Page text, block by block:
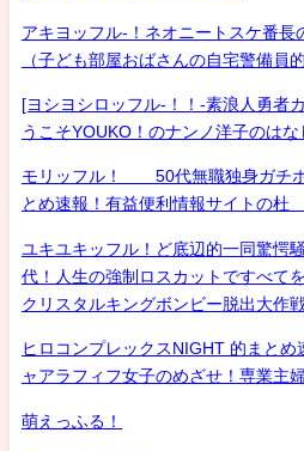
アキヨッフル-！ネオニートスケ番長
（子ども部屋おばさんの自宅警備員
[ヨシヨシロッフル-！！-素浪人勇者
うこそYOUKO！のナンノ洋子のは
モリッフル！ 50代無職独身ガチホ
とめ速報！有益便利情報サイトの杜
ユキユキッフル！ど底辺的一同驚愕
代！人生の強制ロスカットですべて
クリスタルキングボンビー脱出大作
ヒロコンプレックスNIGHT 的まと
ャアラフィフ女子のめざせ！専業主
萌えっふる！